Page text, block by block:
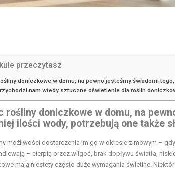
przeczytasz
doniczkowe w domu, na pewno jesteśmy świadomi
nam wtedy sztuczne oświetlenie dla roślin
rośliny doniczkowe w domu, na
ilości wody, potrzebują one także
możliwości dostarczenia im go w okresie zimowym –
– cierpią przez wilgoć, brak dopływu światła,
mają niestety często duże wymagania świetlne.